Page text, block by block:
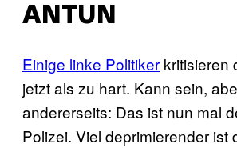
ANTUN
Einige linke Politiker kritisieren
jetzt als zu hart. Kann sein,
andererseits: Das ist nun mal
Polizei. Viel deprimierender ist